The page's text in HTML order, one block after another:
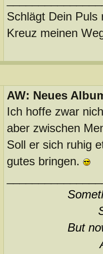
Schlägt Dein Puls
Kreuz meinen
AW: Neues
Ich hoffe zwar
aber zwischen
Soll er sich ruhig
gutes bringen.
But